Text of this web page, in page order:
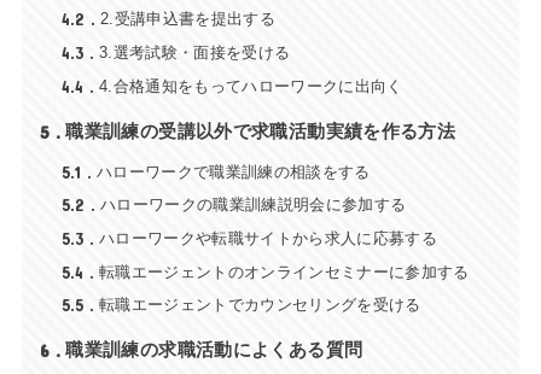
4.2 2.受講申込書を提出する
4.3 3.選考試験・面接を受ける
4.4 4.合格通知をもってハローワークに出向く
5 職業訓練の受講以外で求職活動実績を作る方法
5.1 ハローワークで職業訓練の相談をする
5.2 ハローワークの職業訓練説明会に参加する
5.3 ハローワークや転職サイトから求人に応募する
5.4 転職エージェントのオンラインセミナーに参加する
5.5 転職エージェントでカウンセリングを受ける
6 職業訓練の求職活動によくある質問